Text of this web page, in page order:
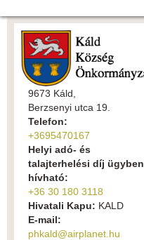
9673 Káld,
Berzsenyi utca 19.
Telefon:
+3695470167
Helyi adó- és
talajterhelési díj ügyben
hívható:
+36 30 180 3118
Hivatali Kapu: KALD
E-mail:
phkald@airplanet.hu